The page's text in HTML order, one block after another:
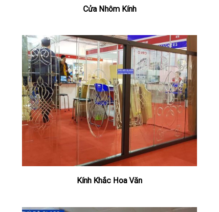
Cửa Nhôm Kính
Kính Khắc Hoa Văn